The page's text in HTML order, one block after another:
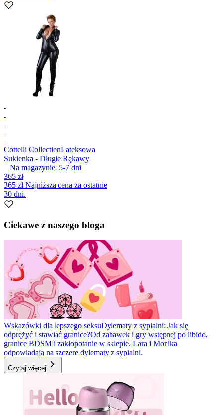
Cottelli CollectionLateksowa
Sukienka - Długie Rękawy
Na magazynie: 5-7 dni
365 zł
365 złNajniższa cena za ostatnie
30 dni.
Ciekawe z naszego bloga
Wskazówki dla lepszego seksuDylematy z sypialni: Jak się
odprężyć i stawiać granice?Od zabawek i gry wstępnej po libido,
granice BDSM i zakłopotanie w sklepie. Lara i Monika
odpowiadają na szczere dylematy z sypialni.
Czytaj więcej